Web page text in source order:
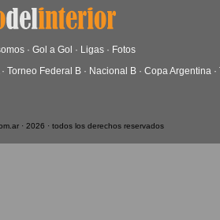
· Gol a Gol · Ligas · Fotos
· Torneo Federal B · Nacional B · Copa Argentina ·
· 2026 · todos los derechos reservados